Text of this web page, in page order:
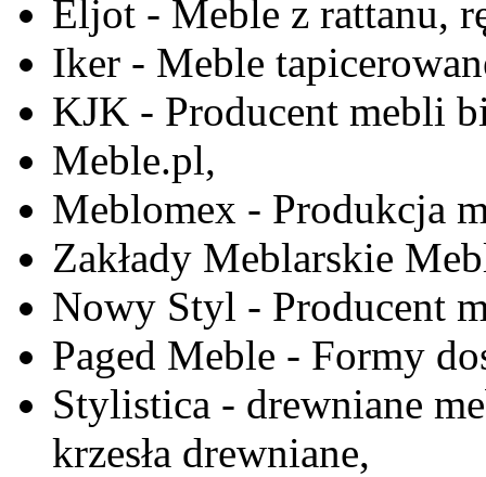
Eljot - Meble z rattanu,
Iker - Meble
KJK - Producent mebli
Meble.pl,
Meblomex - Produkcja
Zakłady Meblarskie
Nowy Styl - Producent
Paged Meble - Formy
Stylistica - drewniane
krzesła drewniane,